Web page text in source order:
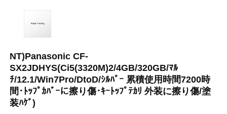
NT)Panasonic CF-
SX2JDHYS(Ci5(3320M)2/4GB/320GB/ﾏﾙ
ﾁ/12.1/Win7Pro/DtoD/ｼﾙﾊﾞｰ 累積使用時間7200時
間･ﾄｯﾌﾟｶﾊﾞｰに擦り傷･ｷｰﾄｯﾌﾟﾃｶﾘ 外装に擦り傷/塗
装ﾊｹﾞ)